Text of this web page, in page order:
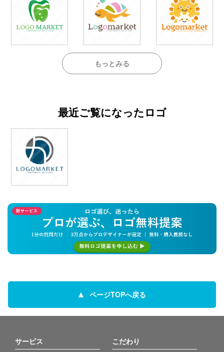
もっとみる
最近ご覧になったロゴ
ページTOPへ戻る
サービス こだわり